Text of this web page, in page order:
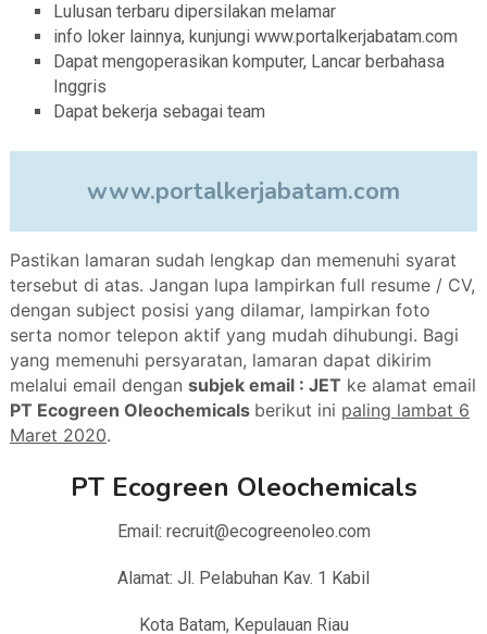
Lulusan terbaru dipersilakan melamar
info loker lainnya, kunjungi www.portalkerjabatam.com
Dapat mengoperasikan komputer, Lancar berbahasa
Inggris
Dapat bekerja sebagai team
www.portalkerjabatam.com
Pastikan lamaran sudah lengkap dan memenuhi syarat
tersebut di atas. Jangan lupa lampirkan full resume / CV,
dengan subject posisi yang dilamar, lampirkan foto
serta nomor telepon aktif yang mudah dihubungi. Bagi
yang memenuhi persyaratan, lamaran dapat dikirim
melalui email dengan subjek email : JET ke alamat email
PT Ecogreen Oleochemicals berikut ini paling lambat 6
Maret 2020.
PT Ecogreen Oleochemicals
Email: recruit@ecogreenoleo.com
Alamat: Jl. Pelabuhan Kav. 1 Kabil
Kota Batam, Kepulauan Riau